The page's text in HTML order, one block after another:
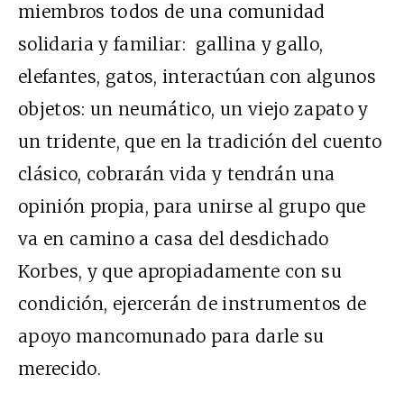
miembros todos de una comunidad
solidaria y familiar: gallina y gallo,
elefantes, gatos, interactúan con algunos
objetos: un neumático, un viejo zapato y
un tridente, que en la tradición del cuento
clásico, cobrarán vida y tendrán una
opinión propia, para unirse al grupo que
va en camino a casa del desdichado
Korbes, y que apropiadamente con su
condición, ejercerán de instrumentos de
apoyo mancomunado para darle su
merecido.